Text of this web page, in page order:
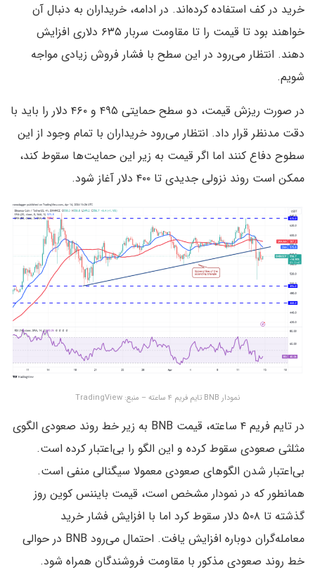
خرید در کف استفاده کرده‌اند. در ادامه، خریداران به دنبال آن
خواهند بود تا قیمت را تا مقاومت سربار ۶۳۵ دلاری افزایش
دهند. انتظار می‌رود در این سطح با فشار فروش زیادی مواجه
شویم.
در صورت ریزش قیمت، دو سطح حمایتی ۴۹۵ و ۴۶۰ دلار را باید با
دقت مدنظر قرار داد. انتظار می‌رود خریداران با تمام وجود از این
سطوح دفاع کنند اما اگر قیمت به زیر این حمایت‌ها سقوط کند،
ممکن است روند نزولی جدیدی تا ۴۰۰ دلار آغاز شود.
نمودار BNB تایم فریم ۴ ساعته – منبع: TradingView
در تایم فریم ۴ ساعته، قیمت BNB به زیر خط روند صعودی الگوی
مثلثی صعودی سقوط کرده و این الگو را بی‌اعتبار کرده است.
بی‌اعتبار شدن الگوهای صعودی معمولا سیگنالی منفی است.
همانطور که در نمودار مشخص است، قیمت بایننس کوین روز
گذشته تا ۵۰۸ دلار سقوط کرد اما با افزایش فشار خرید
معامله‌گران دوباره افزایش یافت. احتمال می‌رود BNB در حوالی
خط روند صعودی مذکور با مقاومت فروشندگان همراه شود.